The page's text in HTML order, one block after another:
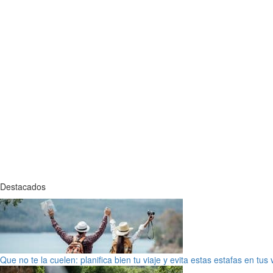
Destacados
Que no te la cuelen: planifica bien tu viaje y evita estas estafas en tus